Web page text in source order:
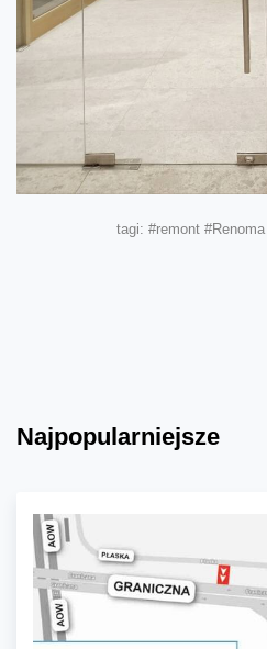
tagi: #remont #Renoma
Najpopularniejsze